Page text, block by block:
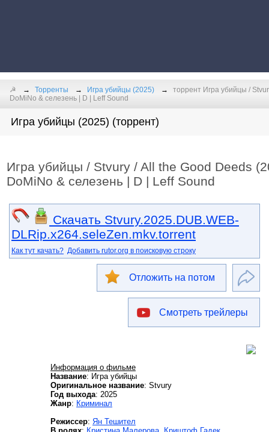
☭ Торренты Игра убийцы (2025)
торрент Игра убийцы /
DoMiNo & селезень | D | Leff Sound
Игра убийцы (2025) (торрент)
Игра убийцы / Stvury / All the Good Deeds
DoMiNo & селезень | D | Leff Sound
Скачать Stvury.2025.DUB.WEB-
DLRip.x264.seleZen.mkv.torrent
Как тут качать? Добавить rutor.org в поисковую строку
Отложить на потом
Смотреть трейлеры
Информация о фильме
Название: Игра убийцы
Оригинальное название: Stvury
Год выхода: 2025
Жанр: Криминал
Режиссер: Ян Тешител